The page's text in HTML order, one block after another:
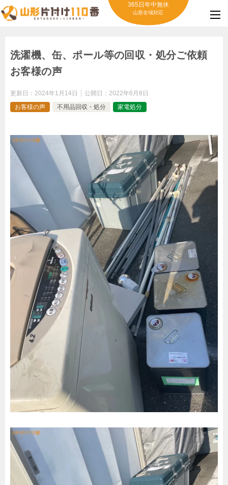
365日年中無休
山形全域対応
洗濯機、缶、ポール等の回収・処分ご依頼
お客様の声
更新日： 2024年1月14日 公開日： 2022年6月8日
お客様の声
不用品回収・処分 家電処分